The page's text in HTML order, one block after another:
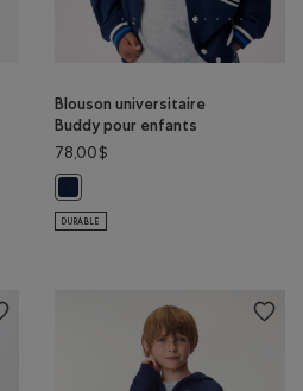
et glissière en coton bio pour enfants:
Blouson universitaire
Buddy pour enfants
78,00$
DURABLE